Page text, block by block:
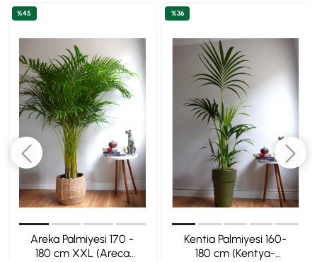
Areka Palmiyesi 170 -
180 cm XXL (Areca
%45
Kentia Palmiyesi 160-
180 cm (Kentya-
%36